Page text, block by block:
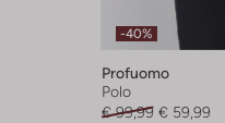
-40%
Profuomo
Polo
€ 99,99 € 59,99